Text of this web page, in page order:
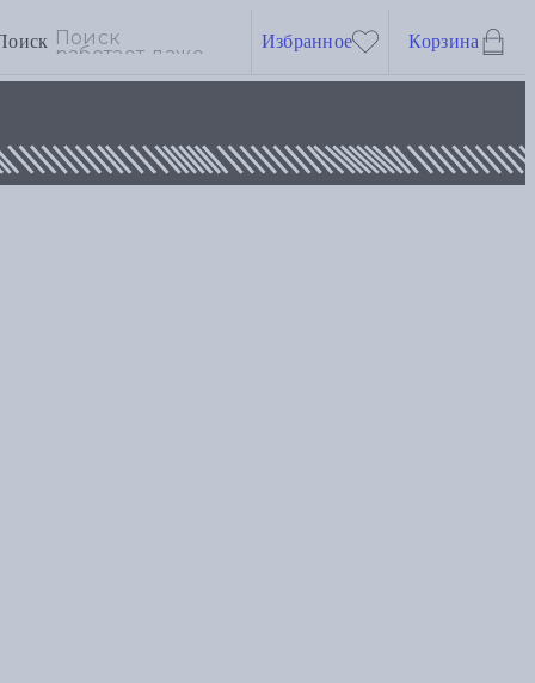
Избранное Корзина